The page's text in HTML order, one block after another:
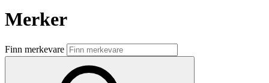
Butikker
Mat og drikke
Merker
Finn merkevare